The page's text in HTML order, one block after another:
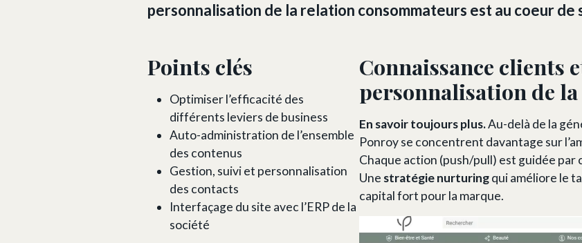
personnalisation de la relation consommateurs est au coeur de
Points clés
Optimiser l’efficacité des
différents leviers de business
Auto-administration de l’ensemble
des contenus
Gestion, suivi et personnalisation
des contacts
Interfaçage du site avec l’ERP de la
société
Connaissance clients
personnalisation de
En savoir toujours plus.Au-delà de la
Ponroy se concentrent davantage sur
Chaque action (push/pull) est guidée
Une stratégie nurturingqui améliore le
capital fort pour la marque.